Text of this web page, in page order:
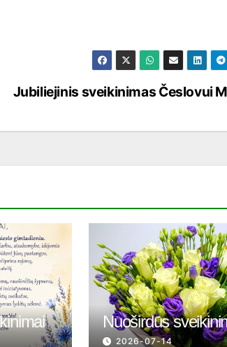
Jubiliejinis sveikinimas Česlovui
Nuoširdūs
2026-07-14